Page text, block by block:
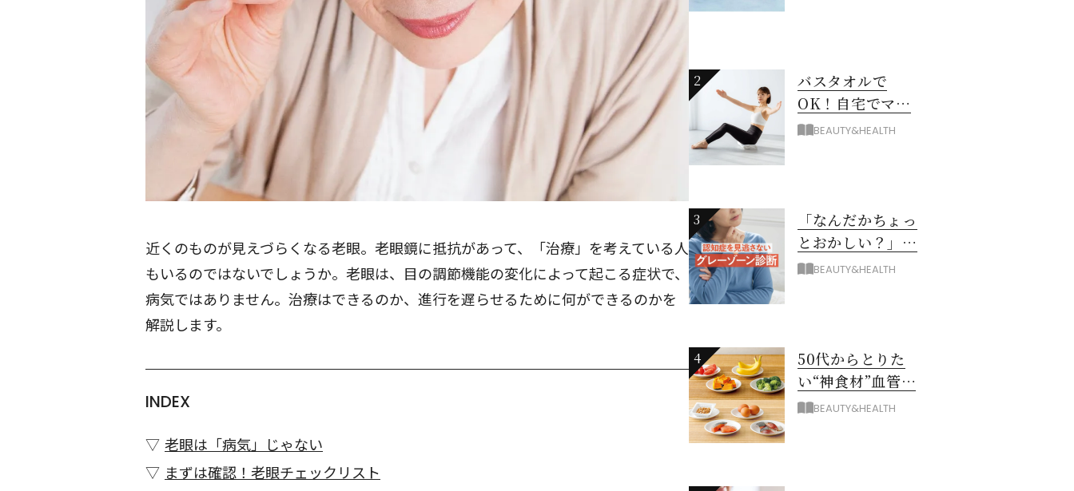
近くのものが見えづらくなる老眼。老眼鏡に抵抗があって、「治療」を考えている人
もいるのではないでしょうか。老眼は、目の調節機能の変化によって起こる症状で、
病気ではありません。治療はできるのか、進行を遅らせるために何ができるのかを
解説します。
INDEX
老眼は「病気」じゃない
まずは確認！老眼チェックリスト
2
バスタオルで
OK！自宅でマシ
ン級に骨から整え
BEAUTY&HEALTH
3
「なんだかちょっ
とおかしい？」を
見逃さない！ 認知
BEAUTY&HEALTH
4
50代からとりた
い“神食材”血管と
脳を若々しく保つ
BEAUTY&HEALTH